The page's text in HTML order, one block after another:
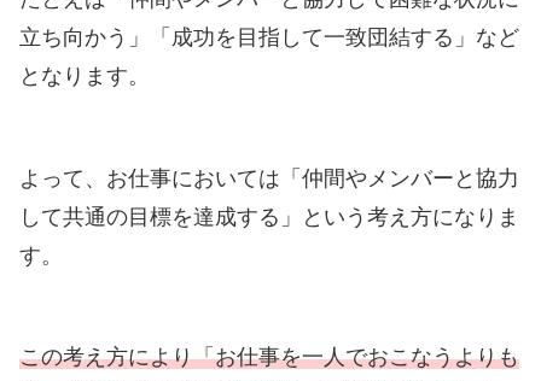
立ち向かう」「成功を目指して一致団結する」など
となります。
よって、お仕事においては「仲間やメンバーと協力
して共通の目標を達成する」という考え方になりま
す。
この考え方により「お仕事を一人でおこなうよりも